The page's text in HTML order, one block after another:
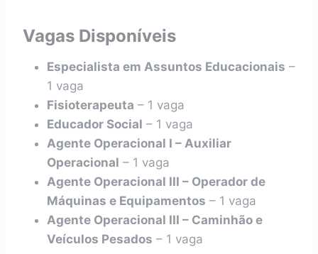
Vagas Disponíveis
Especialista em Assuntos Educacionais –
1 vaga
Fisioterapeuta – 1 vaga
Educador Social – 1 vaga
Agente Operacional I – Auxiliar
Operacional – 1 vaga
Agente Operacional III – Operador de
Máquinas e Equipamentos – 1 vaga
Agente Operacional III – Caminhão e
Veículos Pesados – 1 vaga